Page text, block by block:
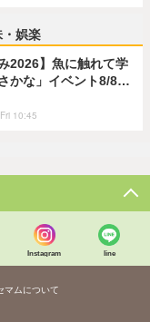
・娯楽
み2026】魚に触れて学
かな」イベント8/8…
10:45
Instagram line
マムについて